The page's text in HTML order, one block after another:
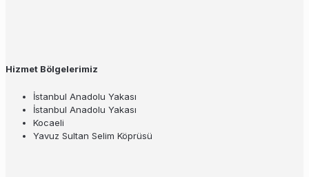
Hizmet Bölgelerimiz
İstanbul Anadolu Yakası
İstanbul Anadolu Yakası
Kocaeli
Yavuz Sultan Selim Köprüsü